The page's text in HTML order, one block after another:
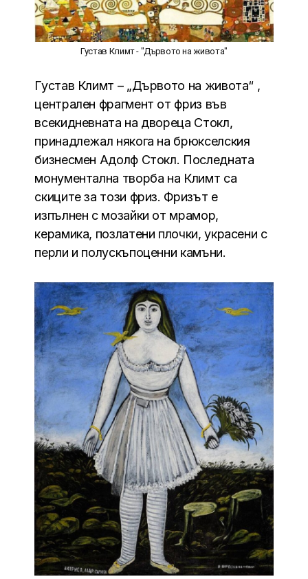
Густав Климт - "Дървото на живота"
Густав Климт – „Дървото на живота“ ,
централен фрагмент от фриз във
всекидневната на двореца Стокл,
принадлежал някога на брюкселския
бизнесмен Адолф Стокл. Последната
монументална творба на Климт са
скиците за този фриз. Фризът е
изпълнен с мозайки от мрамор,
керамика, позлатени плочки, украсени с
перли и полускъпоценни камъни.